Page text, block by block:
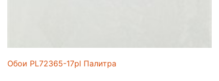
Обои PL72365-17pl Палитра